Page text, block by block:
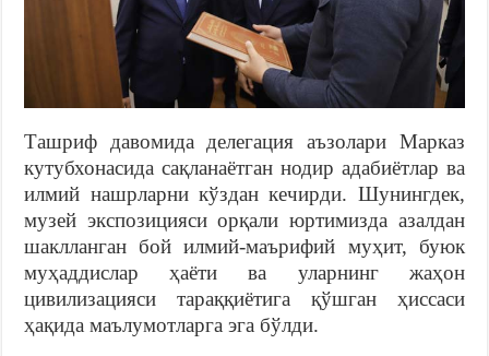
Ташриф давомида делегация аъзолари Марказ
кутубхонасида сақланаётган нодир адабиётлар ва
илмий нашрларни кўздан кечирди. Шунингдек,
музей экспозицияси орқали юртимизда азалдан
шаклланган бой илмий-маърифий муҳит, буюк
муҳаддислар ҳаёти ва уларнинг жаҳон
цивилизацияси тараққиётига қўшган ҳиссаси
ҳақида маълумотларга эга бўлди.